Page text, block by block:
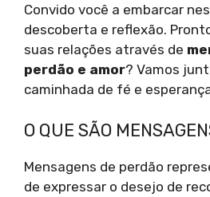
Convido você a embarcar
descoberta e reflexão.
suas relações através de
perdão e amor? Vamos
caminhada de fé e
O QUE SÃO
Mensagens de perdão
de expressar o desejo de